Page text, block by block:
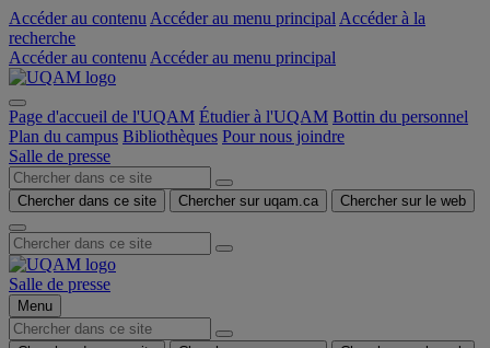
Accéder au contenu Accéder au menu principal Accéder à la
recherche
Accéder au contenu Accéder au menu principal
Page d'accueil de l'UQAM Étudier à l'UQAM Bottin du personnel
Plan du campus Bibliothèques Pour nous joindre
Salle de presse
Chercher dans ce site Chercher sur uqam.ca Chercher sur le web
Salle de presse
Menu